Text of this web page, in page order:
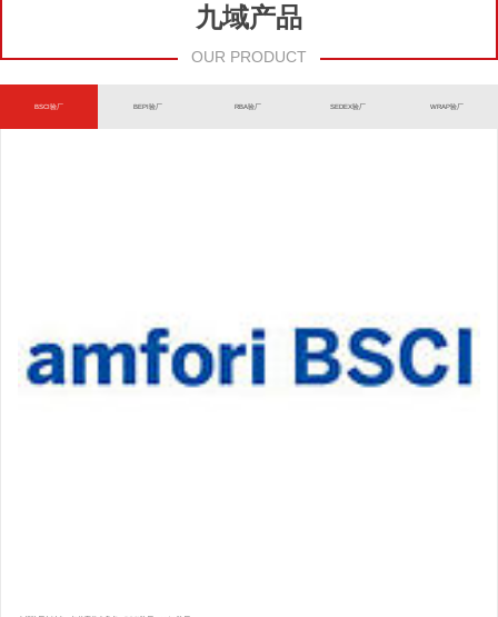
九域产品
OUR PRODUCT
BSCI验厂 BEPI验厂 RBA验厂 SEDEX验厂 WRAP验厂